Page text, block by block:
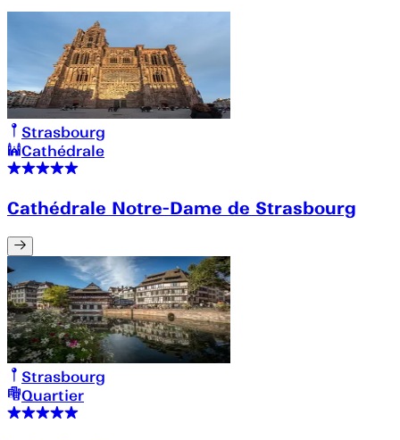
Strasbourg
Cathédrale
Cathédrale Notre-Dame de Strasbourg
Strasbourg
Quartier